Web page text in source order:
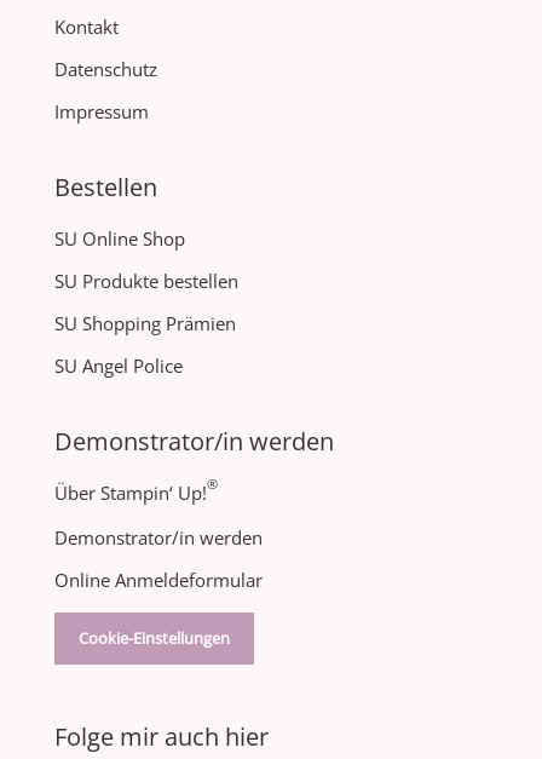
Kontakt
Datenschutz
Impressum
Bestellen
SU Online Shop
SU Produkte bestellen
SU Shopping Prämien
SU Angel Police
Demonstrator/in werden
Über Stampin‘ Up!®
Demonstrator/in werden
Online Anmeldeformular
Cookie-Einstellungen
Folge mir auch hier